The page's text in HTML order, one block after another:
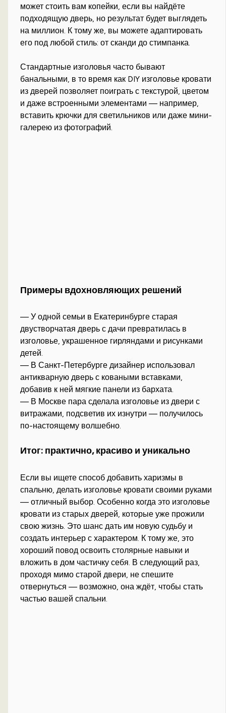
может стоить вам копейки, если вы найдёте
подходящую дверь, но результат будет выглядеть
на миллион. К тому же, вы можете адаптировать
его под любой стиль: от сканди до стимпанка.
Стандартные изголовья часто бывают
банальными, в то время как DIY изголовье кровати
из дверей позволяет поиграть с текстурой, цветом
и даже встроенными элементами — например,
вставить крючки для светильников или даже мини-
галерею из фотографий.
Примеры вдохновляющих решений
— У одной семьи в Екатеринбурге старая
двустворчатая дверь с дачи превратилась в
изголовье, украшенное гирляндами и рисунками
детей.
— В Санкт-Петербурге дизайнер использовал
антикварную дверь с коваными вставками,
добавив к ней мягкие панели из бархата.
— В Москве пара сделала изголовье из двери с
витражами, подсветив их изнутри — получилось
по-настоящему волшебно.
Итог: практично, красиво и уникально
Если вы ищете способ добавить харизмы в
спальню, делать изголовье кровати своими руками
— отличный выбор. Особенно когда это изголовье
кровати из старых дверей, которые уже прожили
свою жизнь. Это шанс дать им новую судьбу и
создать интерьер с характером. К тому же, это
хороший повод освоить столярные навыки и
вложить в дом частичку себя. В следующий раз,
проходя мимо старой двери, не спешите
отвернуться — возможно, она ждёт, чтобы стать
частью вашей спальни.